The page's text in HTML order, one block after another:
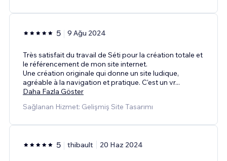
5 9 Ağu 2024
Très satisfait du travail de Séti pour la création totale et
le référencement de mon site internet.
Une création originale qui donne un site ludique,
agréable à la navigation et pratique. C'est un vr...
Daha Fazla Göster
Sağlanan Hizmet: Gelişmiş Site Tasarımı
5 thibault 20 Haz 2024